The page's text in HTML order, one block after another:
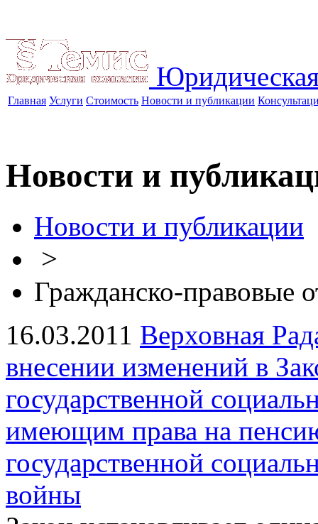
Главная Услуги Стоимость Новости и публикации
Новости и
Новости и публикации
>
Гражданско-правовые
16.03.2011 Верховная
внесении изменений в
государственной
имеющим права на
государственной
войны